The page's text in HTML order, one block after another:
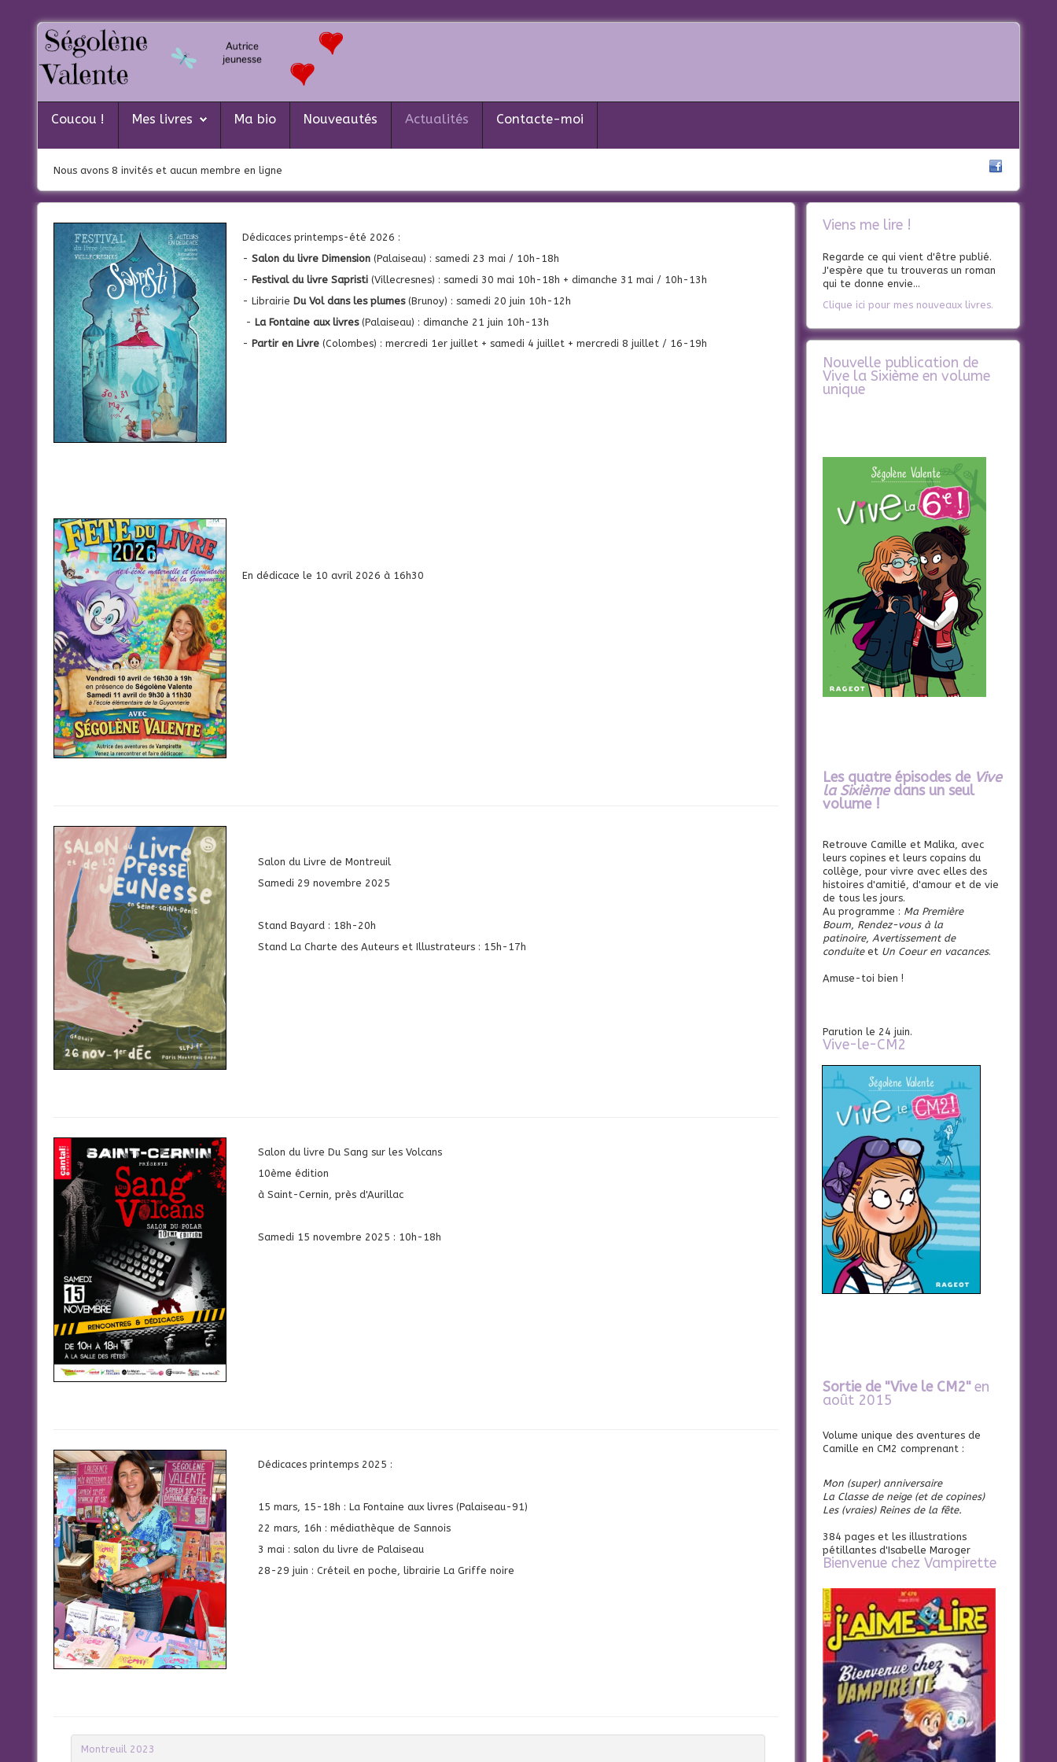
Coucou !
Nouveautés
Actualités
Contacte-moi
Coucou ! Mes livres Ma bio Nouveautés Actualités Contacte-moi
Nous avons 8 invités et aucun membre en ligne
Dédicaces printemps-été 2026 :
-Salon du livre Dimension (Palaiseau) : samedi 23 mai / 10h-18h
- Festival du livre Sapristi (Villecresnes) : samedi 30 mai 10h-18h + dimanche 31 mai / 10h-13h
- Librairie Du Vol dans les plumes(Brunoy) : samedi 20 juin 10h-12h
- La Fontaine aux livres(Palaiseau) : dimanche 21 juin 10h-13h
- Partir en Livre (Colombes) : mercredi 1er juillet + samedi 4 juillet + mercredi 8 juillet / 16-19h
En dédicace le 10 avril 2026 à 16h30
Salon du Livre de Montreuil
Samedi 29 novembre 2025
Stand Bayard : 18h-20h
Stand La Charte des Auteurs et Illustrateurs : 15h-17h
Salon du livre Du Sang sur les Volcans
10ème édition
à Saint-Cernin, près d'Aurillac
Samedi 15 novembre 2025 : 10h-18h
Dédicaces printemps 2025 :
15 mars, 15-18h : La Fontaine aux livres (Palaiseau-91)
22 mars, 16h : médiathèque de Sannois
3 mai : salon du livre de Palaiseau
28-29 juin : Créteil en poche, librairie La Griffe noire
Montreuil 2023
Viens me lire !
Regarde ce qui vient d'être publié.
J'espère que tu trouveras un roman
qui te donne envie...
Clique ici pour mes nouveaux livres.
Nouvelle publication de
Vive la Sixième en volume
unique
Les quatre épisodes de Vive
la Sixièmedans un seul
volume !
Retrouve Camille et Malika, avec
leurs copines et leurs copains du
collège, pour vivre avec elles des
histoires d'amitié, d'amour et de vie
de tous les jours.
Au programme : Ma Première
Boum, Rendez-vous à la
patinoire, Avertissement de
conduiteet Un Coeur en vacances.
Amuse-toi bien !
Parution le 24 juin.
Vive-le-CM2
Sortie de "Vive le CM2"en
août 2015
Volume unique des aventures de
Camille en CM2 comprenant :
Mon (super) anniversaire
La Classe de neige (et de copines)
Les (vraies) Reines de la fête.
384 pages et les illustrations
pétillantes d'Isabelle Maroger
Bienvenue chez Vampirette